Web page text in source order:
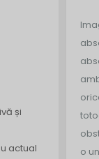
și
actual
o